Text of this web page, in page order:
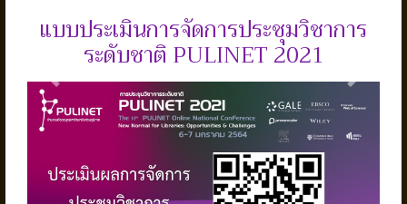
กำหนดวันสำคัญ
แบบประเมินการจัดการประชุมวิชาการ
ระดับชาติ PULINET 2021
Previous Next